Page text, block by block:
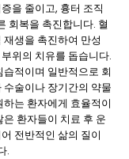
을 줄이고, 흉터 조직
회복을 촉진합니다. 혈
생을 촉진하여 만성
위의 치유를 돕습니다.
적이며 일반적으로 회
술이나 장기간의 약물
는 환자에게 효율적이
환자들이 치료 후 운
전반적인 삶의 질이
.